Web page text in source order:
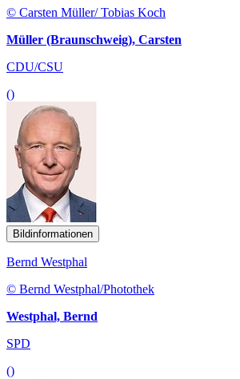
© Carsten Müller/ Tobias Koch
Müller (Braunschweig), Carsten
CDU/CSU
()
Bildinformationen
Bernd Westphal
© Bernd Westphal/Photothek
Westphal, Bernd
SPD
()